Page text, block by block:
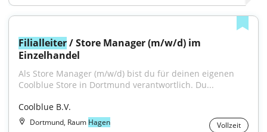
Filialleiter / Store Manager (m/w/d) im
Einzelhandel
Als Store Manager (m/w/d) bist du für deinen eigenen
Coolblue Store in Dortmund verantwortlich. Du...
Coolblue B.V.
Dortmund, Raum Hagen
Vollzeit